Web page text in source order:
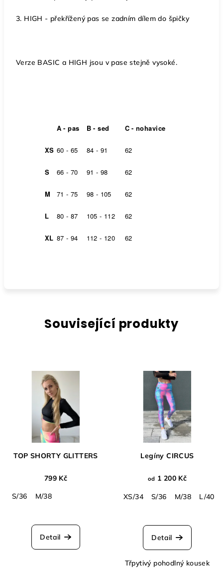
3. HIGH - překřížený pas se zadním dílem do špičky
Verze BASIC a HIGH jsou v pase stejně vysoké.
A - pas B - sed C - nohavice
XS 60 - 65 84 - 91 62
S 66 - 70 91 - 98 62
M 71 - 75 98 - 105 62
L 80 - 87 105 - 112 62
XL 87 - 94 112 - 120 62
Související produkty
TOP SHORTY GLITTERS
799 Kč
S/36
M/38
Detail
Legíny CIRCUS
od 1 200 Kč
XS/34 S/36 M/38 L/40
Detail
Třpytivý pohodlný kousek